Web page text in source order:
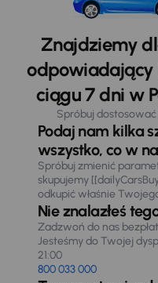
Znajdziemy
ciągu 7 dni w
Spróbuj
Podaj nam kilka
wszystko, co w
Spróbuj zmienić
skupujemy
odkupić właśnie
Nie znalazłeś
Zadzwoń do nas
Jesteśmy do Twojej
21:00
800 033 000